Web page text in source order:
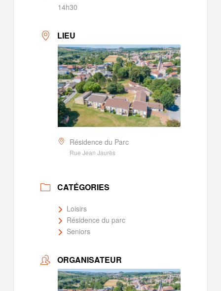
14h30
LIEU
Résidence du Parc
Rue Jean Jaurès
CATÉGORIES
Loisirs
Résidence du parc
Seniors
ORGANISATEUR